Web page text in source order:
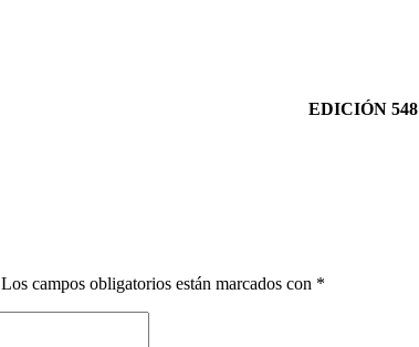
EDICIÓN 548
Los campos obligatorios están marcados con *